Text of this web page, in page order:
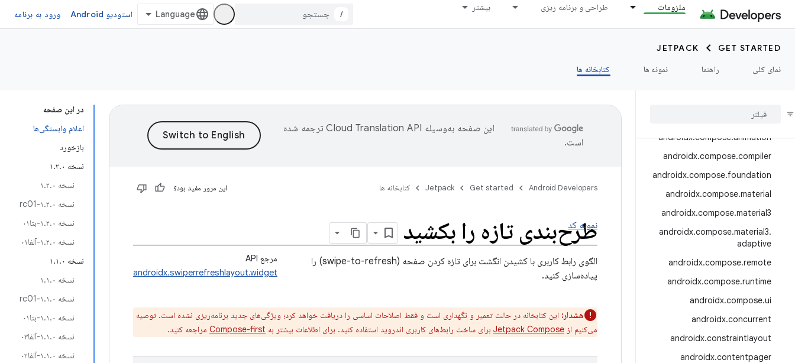
ملزومات طراحی و برنامه ریزی بیشتر
/ استودیو Android ورود به برنامه
GET STARTED
JETPACK
نمای کلی
راهنما نمونه ها کتابخانه ها
androidx.camera.media3
androidx.camera.viewfinder
androidx.car
compose
androidx.compose.animation
androidx.compose.compiler
androidx.compose.foundation
androidx.compose.material
androidx.compose.material3
androidx.compose.material3.
adaptive
androidx.compose.remote
androidx.compose.runtime
androidx.compose.ui
androidx.concurrent
androidx.constraintlayout
androidx.contentpager
در این صفحه
اعلام وابستگی‌ها
بازخورد
نسخه ۱.۲.۰
نسخه ۱.۲.۰
نسخه ۱.۲.۰-rc01
نسخه ۱.۲.۰-بتا۰۱
نسخه ۱.۲.۰-آلفا۰۱
نسخه ۱.۱.۰
نسخه ۱.۱.۰
نسخه ۱.۱.۰-rc01
نسخه ۱.۱.۰-بتا۰۱
نسخه ۱.۱.۰-آلفا۰۳
نسخه ۱.۱.۰-آلفا۰۲
این صفحه به‌وسیله
ترجمه شده
است.
Android Developers
Get started
Jetpack کتابخانه ها این مرور مفید بود؟
طرح‌بندی تازه را بکشید
نمونه کد
مرجع API
androidx.swiperrefreshlayout.widget
الگوی رابط کاربری با کشیدن انگشت برای تازه کردن صفحه (swipe-to-refresh) را
پیاده‌سازی کنید.
هشدار: این کتابخانه در حالت تعمیر و نگهداری است و فقط اصلاحات اساسی را دریافت خواهد کرد؛ ویژگی‌های جدید برنامه‌ریزی نشده است. توصیه
می‌کنیم از Jetpack Compose برای ساخت رابط‌های کاربری اندروید استفاده کنید. برای اطلاعات بیشتر به Compose-first مراجعه کنید.